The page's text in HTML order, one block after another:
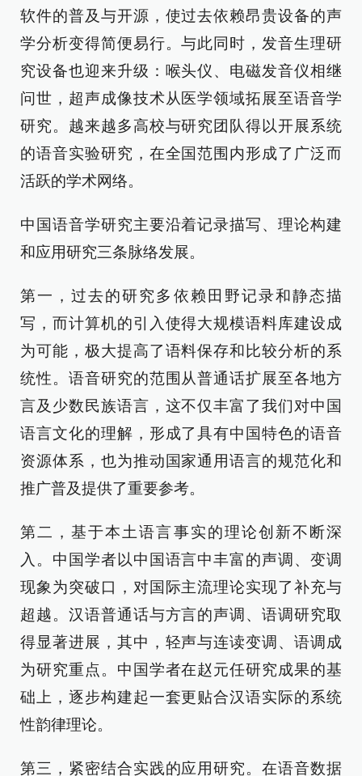
软件的普及与开源，使过去依赖昂贵设备的声
学分析变得简便易行。与此同时，发音生理研
究设备也迎来升级：喉头仪、电磁发音仪相继
问世，超声成像技术从医学领域拓展至语音学
研究。越来越多高校与研究团队得以开展系统
的语音实验研究，在全国范围内形成了广泛而
活跃的学术网络。
中国语音学研究主要沿着记录描写、理论构建
和应用研究三条脉络发展。
第一，过去的研究多依赖田野记录和静态描
写，而计算机的引入使得大规模语料库建设成
为可能，极大提高了语料保存和比较分析的系
统性。语音研究的范围从普通话扩展至各地方
言及少数民族语言，这不仅丰富了我们对中国
语言文化的理解，形成了具有中国特色的语音
资源体系，也为推动国家通用语言的规范化和
推广普及提供了重要参考。
第二，基于本土语言事实的理论创新不断深
入。中国学者以中国语言中丰富的声调、变调
现象为突破口，对国际主流理论实现了补充与
超越。汉语普通话与方言的声调、语调研究取
得显著进展，其中，轻声与连读变调、语调成
为研究重点。中国学者在赵元任研究成果的基
础上，逐步构建起一套更贴合汉语实际的系统
性韵律理论。
第三，紧密结合实践的应用研究。在语音数据